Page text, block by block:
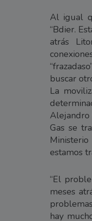
Al igual
“Bdier.
atrás
buscar
La
Alejandro
Gas se
estamos
“El
meses
hay